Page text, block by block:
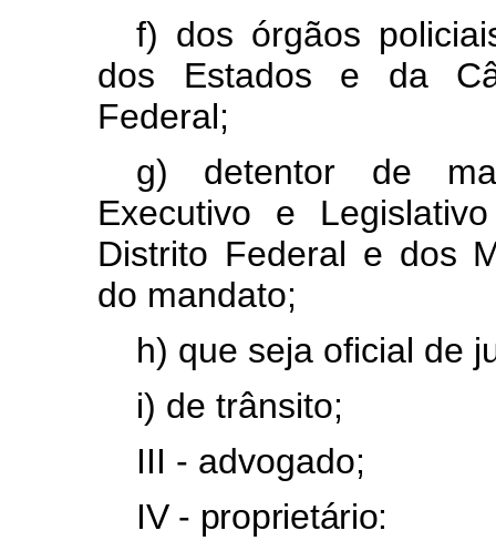
f) dos órgãos
dos Estados e da
Federal;
g) detentor de
Executivo e
Distrito Federal e dos
do mandato;
h) que seja oficial de
i) de trânsito;
III - advogado;
IV - proprietário: